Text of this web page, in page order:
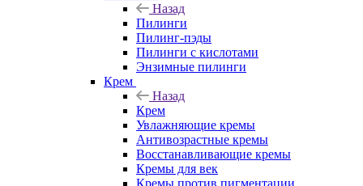
Назад
Пилинги
Пилинг-пэды
Пилинги с кислотами
Энзимные пилинги
Крем
Назад
Крем
Увлажняющие кремы
Антивозрастные кремы
Восстанавливающие кремы
Кремы для век
Кремы против пигментации